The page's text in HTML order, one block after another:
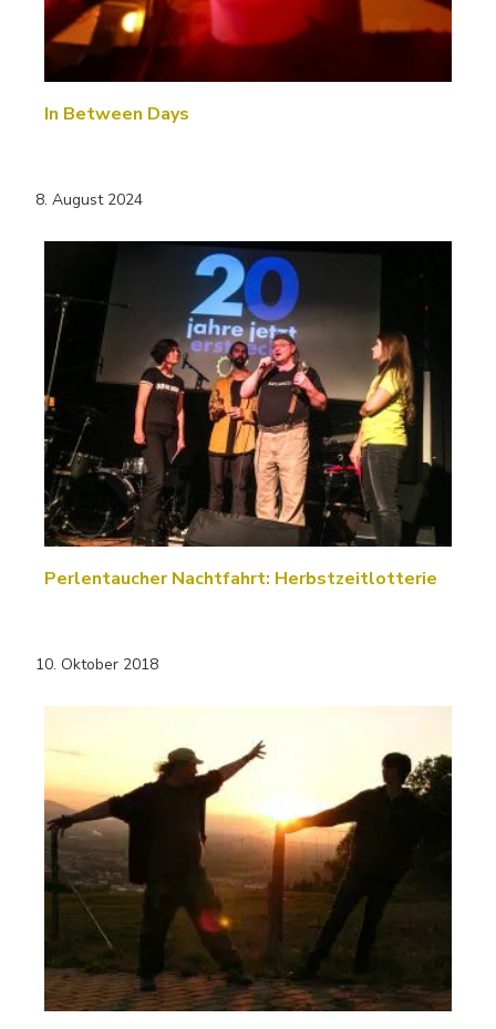
In Between Days
8. August 2024
Perlentaucher Nachtfahrt: Herbstzeitlotterie
10. Oktober 2018